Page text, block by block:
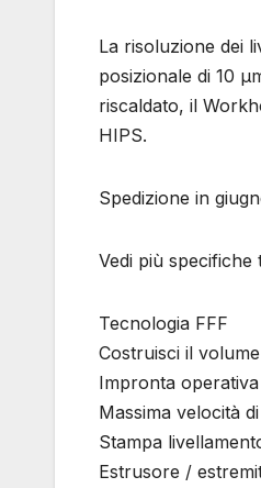
La risoluzione dei
posizionale di 10
riscaldato, il
HIPS.
Spedizione in
Vedi più specifiche
Tecnologia FFF
Costruisci il
Impronta
Massima velocità
Stampa
Estrusore /